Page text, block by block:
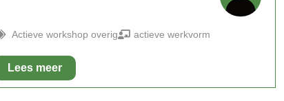
Actieve workshop overig actieve werkvorm
Lees meer